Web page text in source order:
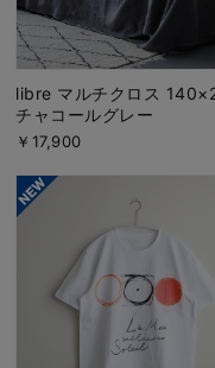
libre マルチクロス
チャコールグレー
￥17,900